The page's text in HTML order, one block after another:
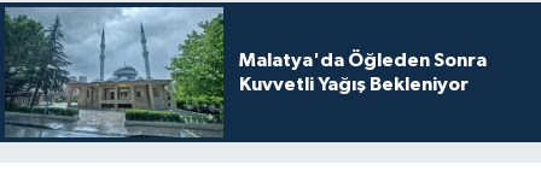
Malatya'da Öğleden Sonra
Kuvvetli Yağış Bekleniyor